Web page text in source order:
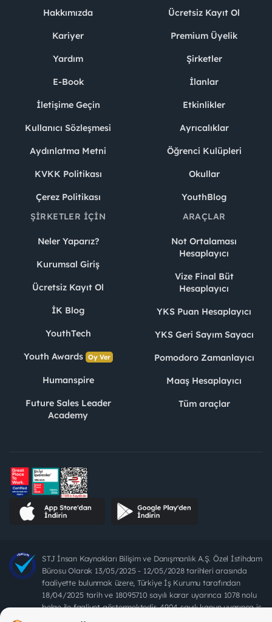
Hakkımızda
Kariyer
Yardım
E-Book
İletişime Geçin
Kullanıcı Sözleşmesi
Aydınlatma Metni
KVKK Politikası
Çerez Politikası
Ücretsiz Kayıt Ol
Premium Üyelik
Şirketler
İlanlar
Etkinlikler
Ayrıcalıklar
Öğrenci Kulüpleri
Okullar
YouthBlog
ŞIRKETLER İÇIN
Neler Yaparız?
Kurumsal Giriş
Ücretsiz Kayıt Ol
İK Blog
YouthTech
Youth Awards Oy Ver
Humanspire
Future Sales Leader
Academy
ARAÇLAR
Not Ortalaması
Hesaplayıcı
Vize Final Büt
Hesaplayıcı
YKS Puan Hesaplayıcı
YKS Geri Sayım Sayacı
Pomodoro Zamanlayıcı
Maaş Hesaplayıcı
Tüm araçlar
STJ İnsan Kaynakları Bilişim ve Danışmanlık A.Ş. Özel İstihdam
Bürosu Olarak 13/05/2025 - 12/05/2028 tarihleri arasında
faaliyette bulunmak üzere, Türkiye İş Kurumu tarafından
18/04/2025 tarih ve 18095710 sayılı karar uyarınca 1078 nolu
belge ile faaliyet göstermektedir. 4904 sayılı kanun uyarınca iş